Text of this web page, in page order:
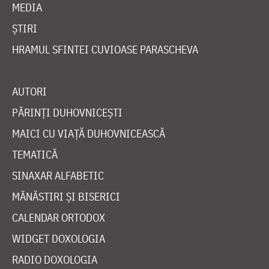
MEDIA
ȘTIRI
HRAMUL SFINTEI CUVIOASE PARASCHEVA
AUTORI
PĂRINȚI DUHOVNICEȘTI
MAICI CU VIAȚĂ DUHOVNICEASCĂ
TEMATICĂ
SINAXAR ALFABETIC
MĂNĂSTIRI ȘI BISERICI
CALENDAR ORTODOX
WIDGET DOXOLOGIA
RADIO DOXOLOGIA